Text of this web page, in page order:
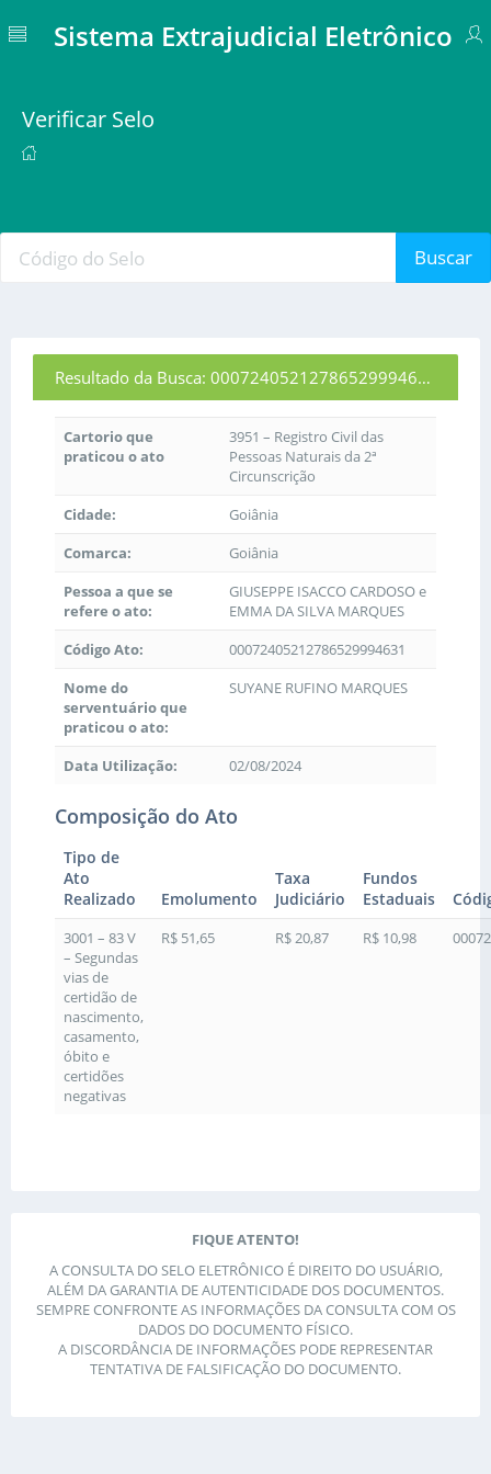
Sistema Extrajudicial Eletrônico
Verificar Selo
Buscar
Resultado da Busca: 00072405212786529994631
Cartorio que
praticou o ato
3951 – Registro Civil das
Pessoas Naturais da 2ª
Circunscrição
Cidade:
Goiânia
Comarca:
Goiânia
Pessoa a que se
refere o ato:
GIUSEPPE ISACCO CARDOSO e
EMMA DA SILVA MARQUES
Código Ato:
00072405212786529994631
Nome do
serventuário que
praticou o ato:
SUYANE RUFINO MARQUES
Data Utilização: 02/08/2024
Composição do Ato
Tipo de
Ato
Realizado
Emolumento
Taxa
Judiciário
Fundos
Estaduais
3001 – 83 V
– Segundas
vias de
certidão de
nascimento,
casamento,
óbito e
certidões
negativas
R$ 51,65 R$ 20,87 R$ 10,98
FIQUE ATENTO!
A CONSULTA DO SELO ELETRÔNICO É DIREITO DO USUÁRIO,
ALÉM DA GARANTIA DE AUTENTICIDADE DOS DOCUMENTOS.
SEMPRE CONFRONTE AS INFORMAÇÕES DA CONSULTA COM OS
DADOS DO DOCUMENTO FÍSICO.
A DISCORDÂNCIA DE INFORMAÇÕES PODE REPRESENTAR
TENTATIVA DE FALSIFICAÇÃO DO DOCUMENTO.